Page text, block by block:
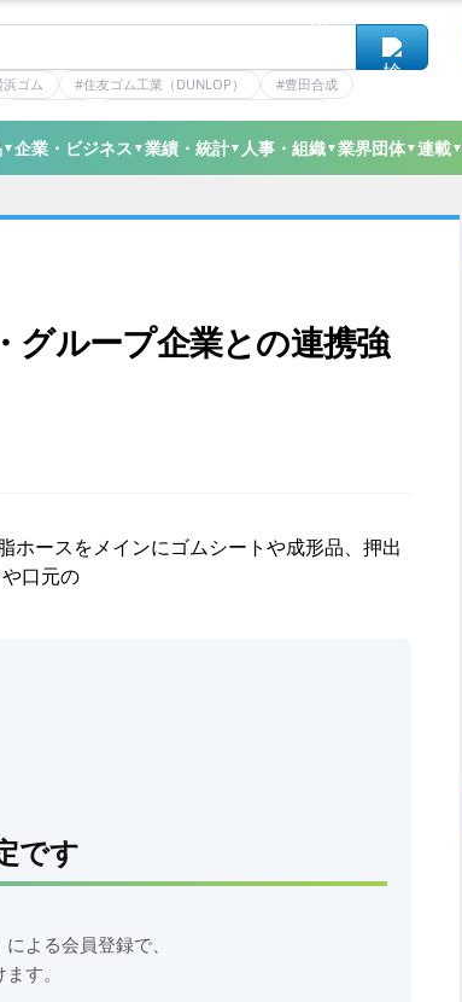
ゴム #住友ゴム工業（DUNLOP）
#豊田合成
カ #ミシュラン #三井化学
#三ツ星ベルト
▼企業・ビジネス ▼業績・統計▼ 人事・組織▼業界団体▼連載▼
グループ企業との連携強
ースをメインにゴムシートや成形品、押出
口元の
です
よる会員登録で、
す。